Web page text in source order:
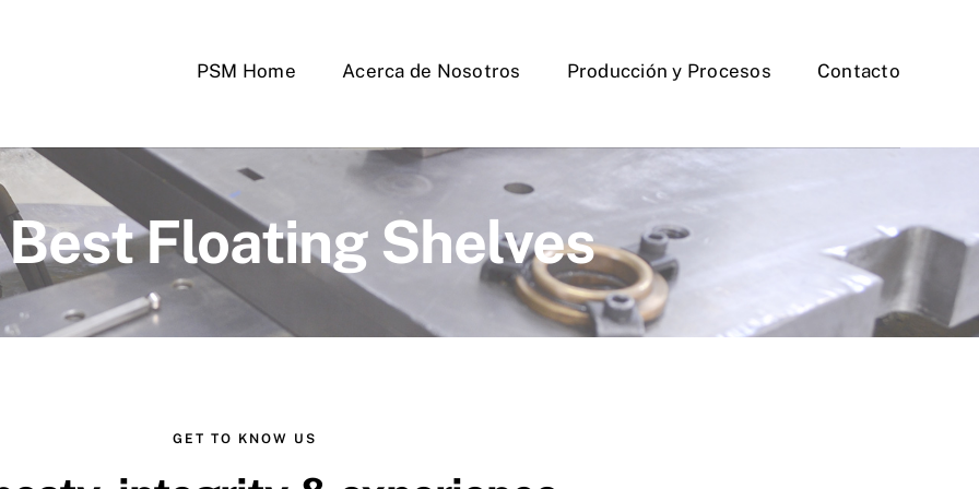
PSM Home Acerca de Nosotros Producción y Procesos Contacto
Floating Shelves
GET TO KNOW US